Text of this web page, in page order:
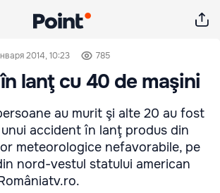
2014, 10:23 785
lanţ cu 40 de maşini
au murit şi alte 20 au fost
accident în lanţ produs din
meteorologice nefavorabile, pe
nord-vestul statului american